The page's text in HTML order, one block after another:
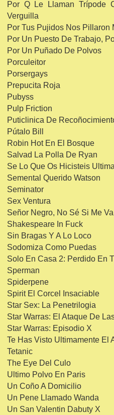
Por Q Le Llaman Trípode
Verguilla
Por Tus Pujidos Nos Pillaron
Por Un Puesto De Trabajo,
Por Un Puñado De Polvos
Porculeitor
Porsergays
Prepucita Roja
Pubyss
Pulp Friction
Puticlinica De
Pútalo Bill
Robin Hot En El Bosque
Salvad La Polla De Ryan
Se Lo Que Os Hicisteis
Semental Querido Watson
Seminator
Sex Ventura
Señor Negro, No Sé Si Me
Shakespeare In Fuck
Sin Bragas Y A Lo Loco
Sodomiza Como Puedas
Solo En Casa 2: Perdido En
Sperman
Spiderpene
Spirit El Corcel Insaciable
Star Sex: La Penetrilogia
Star Warras: El Ataque De
Star Warras: Episodio X
Te Has Visto Ultimamente El
Tetanic
The Eye Del Culo
Ultimo Polvo En Paris
Un Coño A Domicilio
Un Pene Llamado Wanda
Un San Valentin Dabuty X